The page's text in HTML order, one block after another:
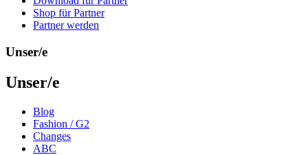
Shop für Partner
Partner werden
Unser/e
Unser/e
Blog
Fashion / G2
Changes
ABC